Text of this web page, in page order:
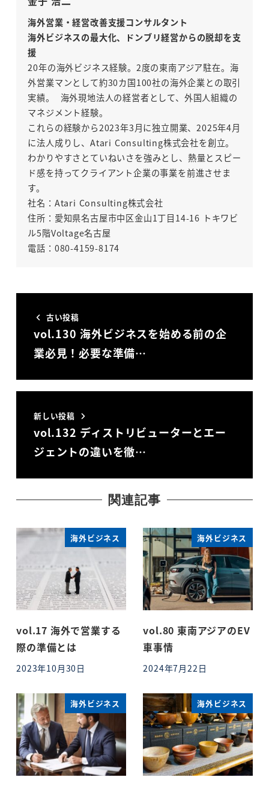
海外営業・経営改善支援コンサルタント
海外ビジネスの最大化、ドンブリ経営からの脱却を支
援
20年の海外ビジネス経験。2度の東南アジア駐在。海
外営業マンとして約30カ国100社の海外企業との取引
実績。 海外現地法人の経営者として、外国人組織の
マネジメント経験。
これらの経験から2023年3月に独立開業、2025年4月
に法人成りし、Atari Consulting株式会社を創立。
わかりやすさとていねいさを強みとし、熱量とスピー
ド感を持ってクライアント企業の事業を前進させま
す。
社名：Atari Consulting株式会社
住所：愛知県名古屋市中区金山1丁目14-16 トキワビ
ル5階Voltage名古屋
電話：080-4159-8174
古い投稿
vol.130 海外ビジネスを始める前の企
業必見！必要な準備…
新しい投稿
vol.132 ディストリビューターとエー
ジェントの違いを徹…
関連記事
海外ビジネス
vol.17 海外で営業する
際の準備とは
投稿日
2023年10月30日
海外ビジネス
vol.80 東南アジアのEV
車事情
投稿日
2024年7月22日
海外ビジネス 海外ビジネス